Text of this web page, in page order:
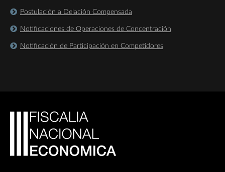
Postulación a Delación Compensada
Notificaciones de Operaciones de Concentración
Notificación de Participación en Competidores